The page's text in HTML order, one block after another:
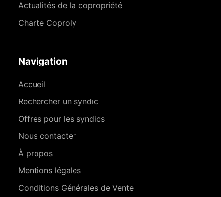
Actualités de la copropriété
Charte Coproly
Navigation
Accueil
Rechercher un syndic
Offres pour les syndics
Nous contacter
À propos
Mentions légales
Conditions Générales de Vente